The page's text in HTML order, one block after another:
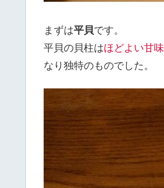
まずは平貝です。
平貝の貝柱はほどよい甘味
なり独特のものでした。